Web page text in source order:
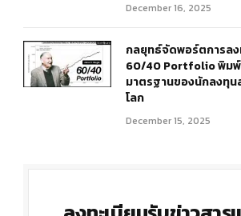
December 16, 2025
กลยุทธ์จัดพอร์ตการล
60/40 Portfolio พิมพ์
มาตรฐานของนักลงทุน
โลก
December 15, 2025